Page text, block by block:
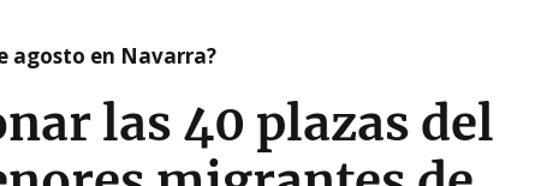
agosto en Navarra?
las 40 plazas del